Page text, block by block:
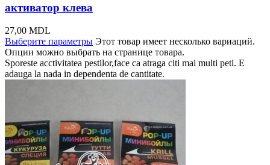
активатор клева
27,00 MDL
Выберите параметры Этот товар имеет несколько вариаций.
Опции можно выбрать на странице товара.
Sporeste acctivitatea pestilor,face ca atraga citi mai multi peti. E
adauga la nada in dependenta de cantitate.